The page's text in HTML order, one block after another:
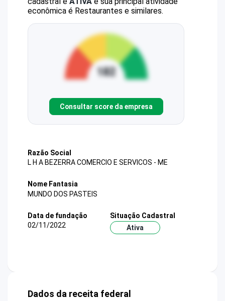
econômica é Restaurantes e similares.
Consultar score da empresa
Razão Social
L H A BEZERRA COMERCIO E SERVICOS - ME
Nome Fantasia
MUNDO DOS PASTEIS
Data de fundação
02/11/2022
Situação Cadastral
Ativa
Dados da receita federal